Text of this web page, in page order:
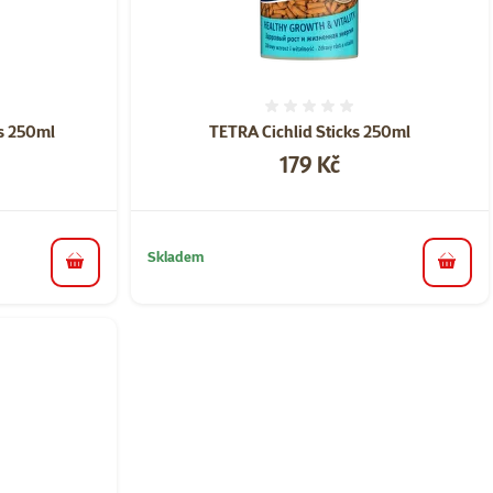
250ml
do košíku
TETRA Cichlid Sticks 250ml
Cena
179 Kč
Skladem
do